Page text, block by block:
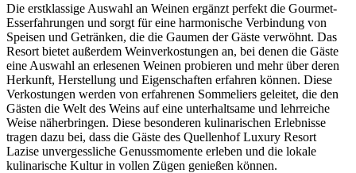
Die erstklassige Auswahl an Weinen ergänzt perfekt die Gourmet-
Esserfahrungen und sorgt für eine harmonische Verbindung von
Speisen und Getränken, die die Gaumen der Gäste verwöhnt. Das
Resort bietet außerdem Weinverkostungen an, bei denen die Gäste
eine Auswahl an erlesenen Weinen probieren und mehr über deren
Herkunft, Herstellung und Eigenschaften erfahren können. Diese
Verkostungen werden von erfahrenen Sommeliers geleitet, die den
Gästen die Welt des Weins auf eine unterhaltsame und lehrreiche
Weise näherbringen. Diese besonderen kulinarischen Erlebnisse
tragen dazu bei, dass die Gäste des Quellenhof Luxury Resort
Lazise unvergessliche Genussmomente erleben und die lokale
kulinarische Kultur in vollen Zügen genießen können.